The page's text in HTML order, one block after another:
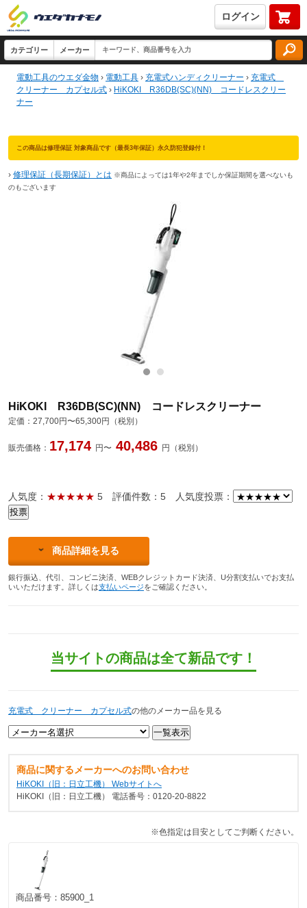
ログイン
電動工具のウエダ金物 › 電動工具 › 充電式ハンディクリーナー › 充電式
クリーナー カプセル式 › HiKOKI R36DB(SC)(NN) コードレスクリー
ナー
この商品は修理保証 対象商品です（最長3年保証）永久防犯登録付！
› 修理保証（長期保証）とは ※商品によっては1年や2年までしか保証期間を選べないも
のもございます
HiKOKI R36DB(SC)(NN) コードレスクリーナー
定価： 27,700円〜65,300円（税別）
販売価格： 17,174 円〜 40,486 円（税別）
人気度： ★★★★★ 5 評価件数：5 人気度投票：
商品詳細を見る
銀行振込、代引、コンビニ決済、WEBクレジットカード決済、U分割支払いでお支払
いいただけます。詳しくは支払いページをご確認ください。
当サイトの商品は全て新品です！
充電式 クリーナー カプセル式の他のメーカー品を見る
商品に関するメーカーへのお問い合わせ
HiKOKI（旧：日立工機） Webサイトへ
HiKOKI（旧：日立工機） 電話番号：0120-20-8822
※色指定は目安としてご判断ください。
商品番号： 85900_1